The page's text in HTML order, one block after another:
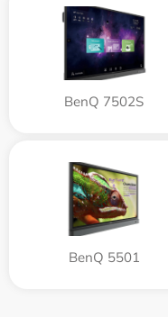
BenQ 7502S
BenQ 5501